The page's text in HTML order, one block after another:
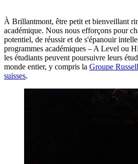
À Brillantmont, être petit et bienveillant
académique. Nous nous efforçons pour
potentiel, de réussir et de s'épanouir
programmes académiques – A Level ou
les étudiants peuvent poursuivre leurs
monde entier, y compris la Groupe Russell
suisses.